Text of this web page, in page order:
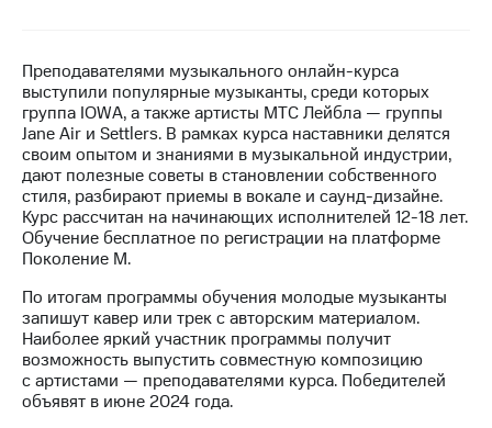
Новости
в
регионе
и акционерам
Корпоративное
управление
Корпоративный
секретарь
Раскрытие
информации
Информация
акционерам
Документы
ПАО
Преподавателями музыкального онлайн-курса
выступили популярные музыканты, среди которых
группа IOWA, а также артисты МТС Лейбла — группы
Jane Air и Settlers. В рамках курса наставники делятся
своим опытом и знаниями в музыкальной индустрии,
дают полезные советы в становлении собственного
стиля, разбирают приемы в вокале и саунд-дизайне.
Курс рассчитан на начинающих исполнителей 12-18 лет.
Обучение бесплатное по регистрации на платформе
Поколение М.
По итогам программы обучения молодые музыканты
запишут кавер или трек с авторским материалом.
Наиболее яркий участник программы получит
возможность выпустить совместную композицию
с артистами — преподавателями курса. Победителей
объявят в июне 2024 года.